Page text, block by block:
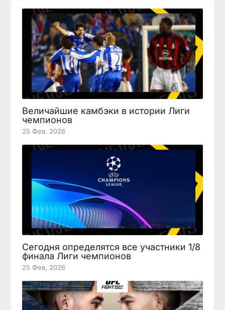
Величайшие камбэки в истории Лиги
чемпионов
25 Фев, 2026
Сегодня определятся все участники 1/8
финала Лиги чемпионов
25 Фев, 2026